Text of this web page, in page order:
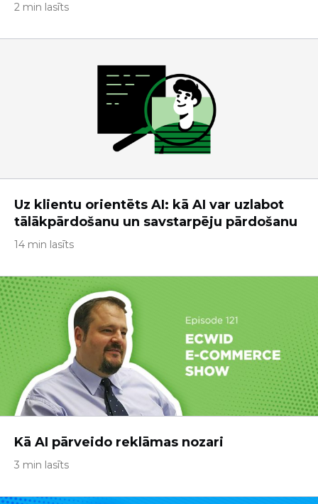
2 min lasīts
Uz klientu orientēts AI: kā AI var uzlabot
tālākpārdošanu un savstarpēju pārdošanu
14 min lasīts
Kā AI pārveido reklāmas nozari
3 min lasīts